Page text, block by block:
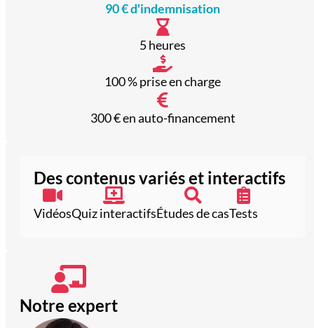
90 € d'indemnisation
5 heures
100 % prise en charge
300 € en auto-financement
Des contenus variés et interactifs
VidéosQuiz interactifsÉtudes de casTests
Notre expert